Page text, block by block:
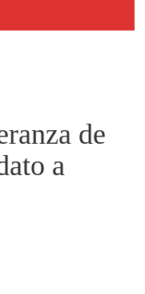
de
a